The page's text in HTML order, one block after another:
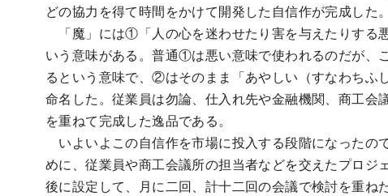
どの協力を得て時間をかけて開発した自信作が完成した
「魔」には①「人の心を迷わせたり害を与えたりする
いう意味がある。普通①は悪い意味で使われるのだが、
るという意味で、②はそのまま「あやしい（すなわちふ
命名した。従業員は勿論、仕入れ先や金融機関、商工
を重ねて完成した逸品である。
いよいよこの自信作を市場に投入する段階になったの
めに、従業員や商工会議所の担当者などを交えたプロ
後に設定して、月に二回、計十二回の会議で検討を重ね